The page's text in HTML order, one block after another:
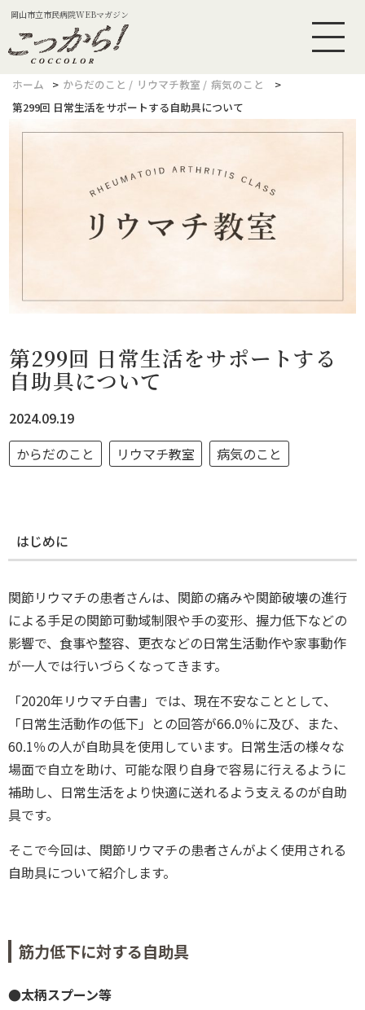
岡山市立市民病院WEBマガジン
ホーム からだのこと リウマチ教室
病気のこと
第299回 日常生活をサポートする自助具について
第299回 日常生活をサポートする
自助具について
2024.09.19
からだのこと
リウマチ教室 病気のこと
はじめに
関節リウマチの患者さんは、関節の痛みや関節破壊の進行
による手足の関節可動域制限や手の変形、握力低下などの
影響で、食事や整容、更衣などの日常生活動作や家事動作
が一人では行いづらくなってきます。
「2020年リウマチ白書」では、現在不安なこととして、
「日常生活動作の低下」との回答が66.0％に及び、また、
60.1％の人が自助具を使用しています。日常生活の様々な
場面で自立を助け、可能な限り自身で容易に行えるように
補助し、日常生活をより快適に送れるよう支えるのが自助
具です。
そこで今回は、関節リウマチの患者さんがよく使用される
自助具について紹介します。
筋力低下に対する自助具
●太柄スプーン等